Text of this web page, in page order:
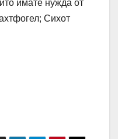
имате нужда от
Сихот